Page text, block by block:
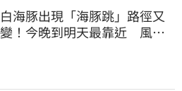
白海豚出現「海豚跳」路徑又
變！今晚到明天最靠近 風雨